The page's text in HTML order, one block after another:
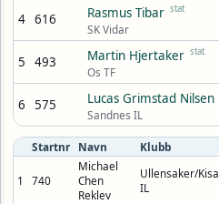
4 616 Rasmus Tibar stat
SK Vidar
5 493 Martin Hjertaker stat
Os TF
6 575 Lucas Grimstad Nilsen
Sandnes IL
Startnr Navn Klubb
1 740
Michael
Chen
Reklev
Ullensaker/Kisa
IL